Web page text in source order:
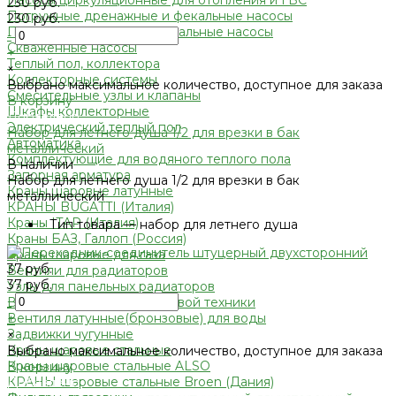
Погружные дренажные и фекальные насосы
Погружные дренажно-фекальные насосы
Скваженные насосы
Теплый пол, коллектора
Коллекторные системы
Смесительные узлы и клапаны
Шкафы коллекторные
Электрический теплый пол
Автоматика
Комплектующие для водяного теплого пола
Запорная арматура
Краны шаровые латунные
КРАНЫ BUGATTI (Италия)
Краны ITAP (Италия)
Краны БАЗ, Галлоп (Россия)
Краны шаровые для газа
Вентили для радиаторов
Узлы для панельных радиаторов
Вентили и краны для бытовой техники
Вентиля латунные(бронзовые) для воды
Задвижки чугунные
Краны шаровые стальные
Краны шаровые стальные ALSO
КРАНЫ шаровые стальные Broen (Дания)
230 руб.
-
+
×
Выбрано максимальное количество, доступное для заказа
В корзину
Добавлено
Набор для летнего душа 1/2 для врезки в бак
металлический
В наличии
Набор для летнего душа 1/2 для врезки в бак
металлический
•Тип товара — набор для летнего душа
37 руб.
37 руб.
-
+
×
Выбрано максимальное количество, доступное для заказа
В корзину
Добавлено